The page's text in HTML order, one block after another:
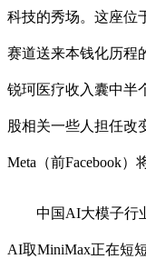
科技的秀场。这座位
赛道送来本钱化历程
锐珂医疗收入囊中半
股相关一些人担任改
Meta（前Facebook）
中国AI大模子行业
AI取MiniMax正在短